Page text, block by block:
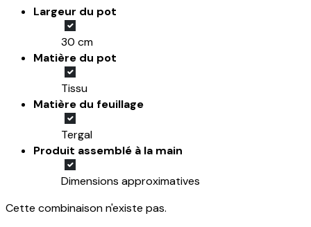
Largeur du pot
30 cm
Matière du pot
Tissu
Matière du feuillage
Tergal
Produit assemblé à la main
Dimensions approximatives
Cette combinaison n'existe pas.